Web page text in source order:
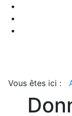
Vous êtes ici :